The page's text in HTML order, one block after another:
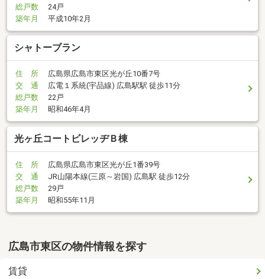
総戸数
24戸
築年月
平成10年2月
シャトーブラン
住 所
広島県広島市東区光が丘10番7号
交 通
広電１系統(宇品線) 広島駅駅 徒歩11分
総戸数
22戸
築年月
昭和46年4月
光ヶ丘コートビレッヂＢ棟
住 所
広島県広島市東区光が丘1番39号
交 通
JR山陽本線(三原～岩国) 広島駅 徒歩12分
総戸数
29戸
築年月
昭和55年11月
広島市東区の物件情報を探す
賃貸